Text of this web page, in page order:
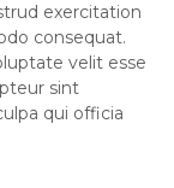
exercitation
consequat.
velit esse
sint
qui officia